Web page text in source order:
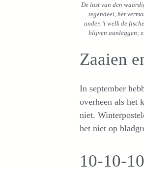
De lust van den
tegendeel, het
ander, ’t welk de
blijven aanleggen;
Zaaien
In september
overheen als het
niet.
het niet op
10-10-